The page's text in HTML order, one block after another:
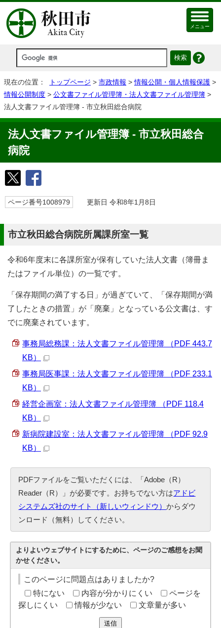
メニュー
現在の位置： トップページ > 市政情報 >情報公開・個人情報保護 >
情報公開制度 > 公文書ファイル管理簿・法人文書ファイル管理簿 >
法人文書ファイル管理簿 - 市立秋田総合病院
法人文書ファイル管理簿 - 市立秋田総合
病院
ページ番号1008979 更新日 令和8年1月8日
市立秋田総合病院所属課所室一覧
令和6年度末に各課所室が保有していた法人文書（簿冊ま
たはファイル単位）の一覧です。
「保存期間の満了する日」が過ぎていて、「保存期間が満
了したときの措置」が「廃棄」となっている公文書は、す
でに廃棄されています。
事務局総務課：法人文書ファイル管理簿 （PDF 443.7
KB）
事務局医事課：法人文書ファイル管理簿 （PDF 233.1
KB）
経営企画室：法人文書ファイル管理簿 （PDF 118.4
KB）
新病院建設室：法人文書ファイル管理簿 （PDF 92.9
KB）
PDFファイルをご覧いただくには、「Adobe（R）
Reader（R）」が必要です。お持ちでない方はアドビ
システムズ社のサイト（新しいウィンドウ）からダウ
ンロード（無料）してください。
よりよいウェブサイトにするために、ページのご感想をお聞
かせください。
このページに問題点はありましたか?
特にない
内容が分かりにくい
ページを
探しにくい
情報が少ない 文章量が多い
送信